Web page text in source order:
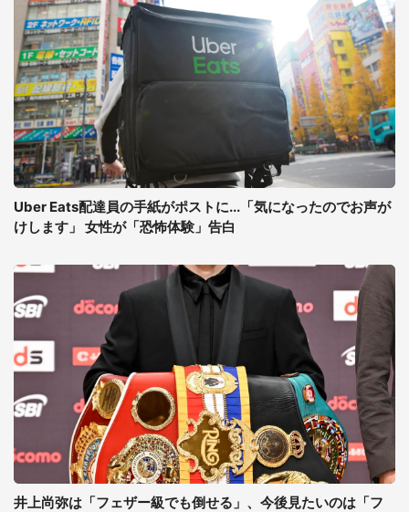
Uber Eats配達員の手紙がポストに...「気になったのでお声が
けします」 女性が「恐怖体験」告白
井上尚弥は「フェザー級でも倒せる」、今後見たいのは「フ